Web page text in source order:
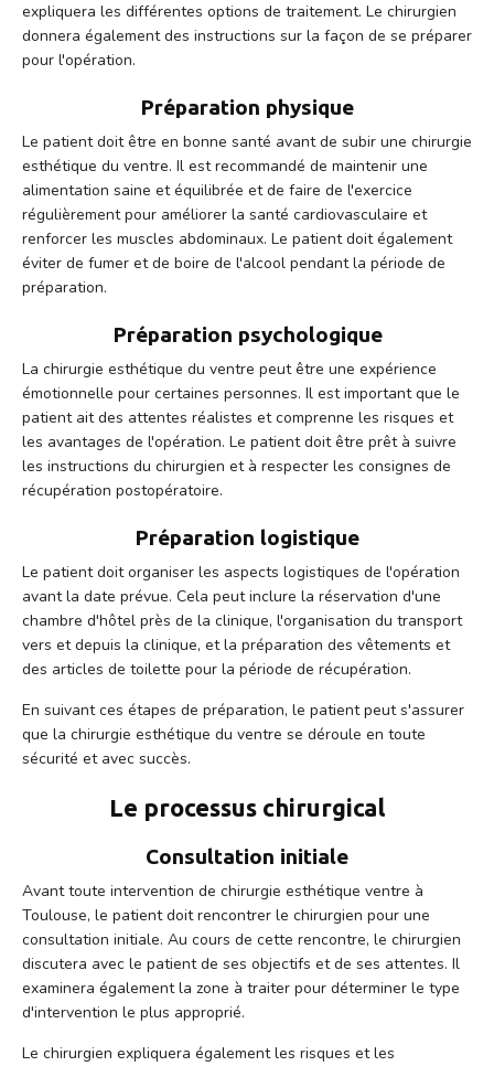
expliquera les différentes options de traitement. Le chirurgien
donnera également des instructions sur la façon de se préparer
pour l'opération.
Préparation physique
Le patient doit être en bonne santé avant de subir une chirurgie
esthétique du ventre. Il est recommandé de maintenir une
alimentation saine et équilibrée et de faire de l'exercice
régulièrement pour améliorer la santé cardiovasculaire et
renforcer les muscles abdominaux. Le patient doit également
éviter de fumer et de boire de l'alcool pendant la période de
préparation.
Préparation psychologique
La chirurgie esthétique du ventre peut être une expérience
émotionnelle pour certaines personnes. Il est important que le
patient ait des attentes réalistes et comprenne les risques et
les avantages de l'opération. Le patient doit être prêt à suivre
les instructions du chirurgien et à respecter les consignes de
récupération postopératoire.
Préparation logistique
Le patient doit organiser les aspects logistiques de l'opération
avant la date prévue. Cela peut inclure la réservation d'une
chambre d'hôtel près de la clinique, l'organisation du transport
vers et depuis la clinique, et la préparation des vêtements et
des articles de toilette pour la période de récupération.
En suivant ces étapes de préparation, le patient peut s'assurer
que la chirurgie esthétique du ventre se déroule en toute
sécurité et avec succès.
Le processus chirurgical
Consultation initiale
Avant toute intervention de chirurgie esthétique ventre à
Toulouse, le patient doit rencontrer le chirurgien pour une
consultation initiale. Au cours de cette rencontre, le chirurgien
discutera avec le patient de ses objectifs et de ses attentes. Il
examinera également la zone à traiter pour déterminer le type
d'intervention le plus approprié.
Le chirurgien expliquera également les risques et les